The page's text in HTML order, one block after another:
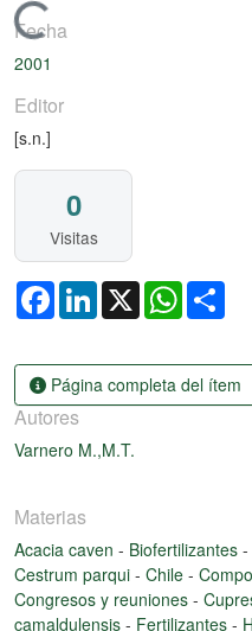
Cargando...
Fecha
2001
Editor
[s.n.]
0
Visitas
FacebookLinkedIn
X WhatsApp
Página completa del ítem
Autores
Varnero M.,M.T.
Materias
Acacia caven - Biofertilizantes -
Cestrum parqui - Chile -
Congresos y reuniones -
camaldulensis - Fertilizantes -